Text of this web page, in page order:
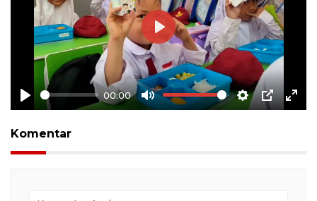
Play
00:00
Mute Settings
PIP
Play
Komentar